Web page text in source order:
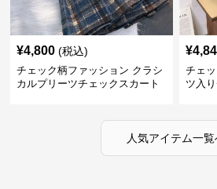
¥4,800 (税込)
チェック柄ファッション クラシ
カルプリーツチェックスカート
¥
チェ
ツ入
人気アイテム一覧